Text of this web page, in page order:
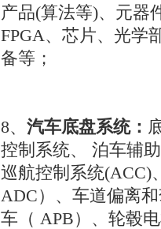
产品(算法等)、元器
FPGA、芯片、光学
备等；
8、 汽车底盘系统：
控制系统、 泊车辅
巡航控制系统(ACC)
ADC）、车道偏离
车（ APB）、轮毂